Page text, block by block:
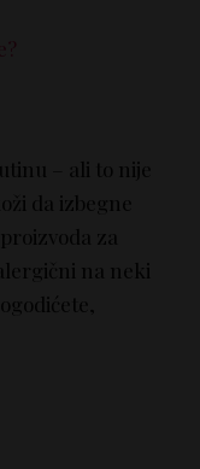
– ali to nije
da izbegne
za
na neki